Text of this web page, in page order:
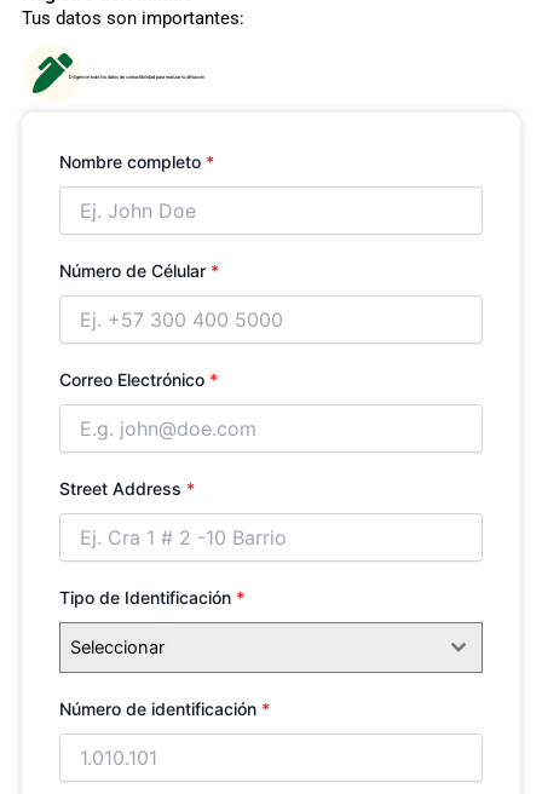
Tus datos son importantes:
Diligencie todo los datos de contactibilidad para realizar tu afiliación
Nombre completo *
Número de Célular *
Correo Electrónico *
Street Address *
Tipo de Identificación *
Seleccionar
Número de identificación *